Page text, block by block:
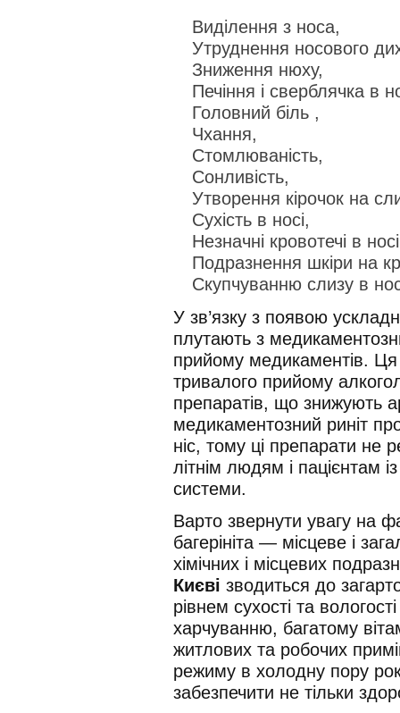
Виділення з носа,
Утруднення носового
Зниження нюху,
Печіння і сверблячка в
Головний біль ,
Чхання,
Стомлюваність,
Сонливість,
Утворення кірочок на
Сухість в носі,
Незначні кровотечі в
Подразнення шкіри на
Скупчуванню слизу в
У зв’язку з появою
плутають з
прийому медикаментів.
тривалого прийому
препаратів, що знижують
медикаментозний риніт
ніс, тому ці препарати не
літнім людям і пацієнтам
системи.
Варто звернути увагу на
багерініта — місцеве і
хімічних і місцевих
Києві зводиться до
рівнем сухості та
харчуванню, багатому
житлових та робочих
режиму в холодну пору
забезпечити не тільки